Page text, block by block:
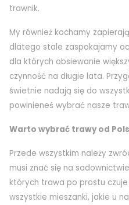
trawnik.
My również kochamy
dlatego stale zaspokajamy
dla których obsiewanie
czynność na długie lata.
świetnie nadają się do
powinieneś wybrać nasze
Warto wybrać trawy od
Przede wszystkim należy
musi znać się na
których trawa po prostu czuje
wszystkie mieszanki, jakie u